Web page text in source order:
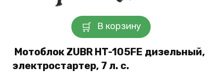
В корзину
Мотоблок ZUBR HT-105FE дизельный,
электростартер, 7 л. с.